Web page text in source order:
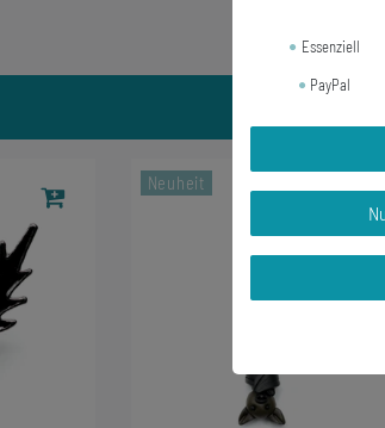
Neuheit
Essenziell
PayPal